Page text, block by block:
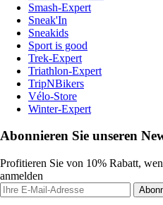
Smash-Expert
Sneak'In
Sneakids
Sport is good
Trek-Expert
Triathlon-Expert
TripNBikers
Vélo-Store
Winter-Expert
Abonnieren Sie unseren
Profitieren Sie von 10% Rabatt,
anmelden